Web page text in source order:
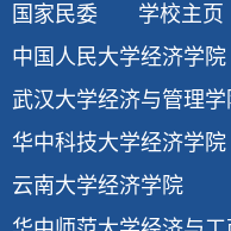
国家民委
学校主页
中国人民大学经济学院
武汉大学经济与管理学
华中科技大学经济学院
云南大学经济学院